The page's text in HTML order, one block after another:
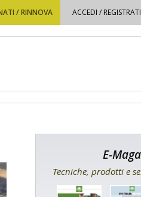
/ RINNOVA ACCEDI / REGISTRATI
E-
Tecniche, prodotti e